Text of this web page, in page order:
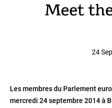
Meet
24
Les membres du Parlement
mercredi 24 septembre 2014 à